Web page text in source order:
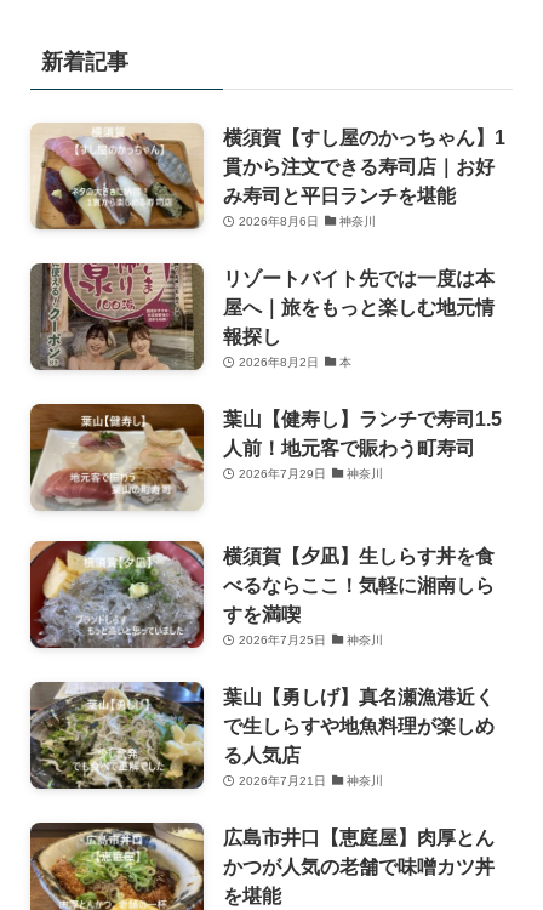
新着記事
横須賀【すし屋のかっちゃん】1
貫から注文できる寿司店｜お好
み寿司と平日ランチを堪能
2026年8月6日 神奈川
リゾートバイト先では一度は本
屋へ｜旅をもっと楽しむ地元情
報探し
2026年8月2日 本
葉山【健寿し】ランチで寿司1.5
人前！地元客で賑わう町寿司
2026年7月29日 神奈川
横須賀【夕凪】生しらす丼を食
べるならここ！気軽に湘南しら
すを満喫
2026年7月25日 神奈川
葉山【勇しげ】真名瀬漁港近く
で生しらすや地魚料理が楽しめ
る人気店
2026年7月21日 神奈川
広島市井口【恵庭屋】肉厚とん
かつが人気の老舗で味噌カツ丼
を堪能